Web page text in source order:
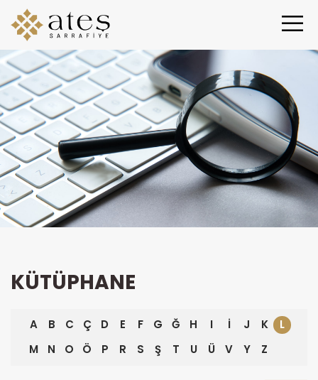
KÜTÜPHANE
A B C Ç D E F G Ğ H I İ J K
L
M
N O Ö P R S Ş T U Ü V Y Z